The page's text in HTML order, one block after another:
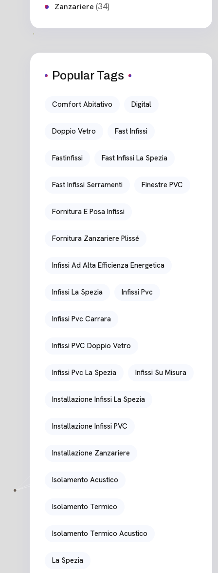
Zanzariere (34)
Popular Tags
Comfort Abitativo Digital
Doppio Vetro Fast Infissi
Fastinfissi Fast Infissi La Spezia
Fast Infissi Serramenti Finestre PVC
Fornitura E Posa Infissi
Fornitura Zanzariere Plissé
Infissi Ad Alta Efficienza Energetica
Infissi La Spezia Infissi Pvc
Infissi Pvc Carrara
Infissi PVC Doppio Vetro
Infissi Pvc La Spezia Infissi Su Misura
Installazione Infissi La Spezia
Installazione Infissi PVC
Installazione Zanzariere
Isolamento Acustico
Isolamento Termico
Isolamento Termico Acustico
La Spezia